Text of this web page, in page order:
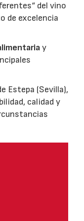
del vino
de excelencia
y
Estepa (Sevilla),
calidad y